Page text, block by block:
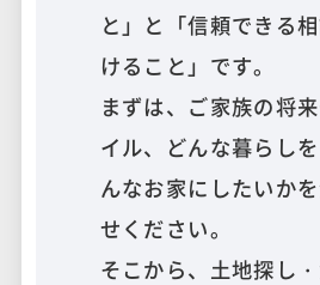
と」と「信頼できる
けること」です。
まずは、ご家族の将
イル、どんな暮らし
んなお家にしたいか
せください。
そこから、土地探し